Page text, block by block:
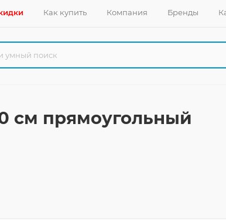
Как купить Компания Бренды
см прямоугольный